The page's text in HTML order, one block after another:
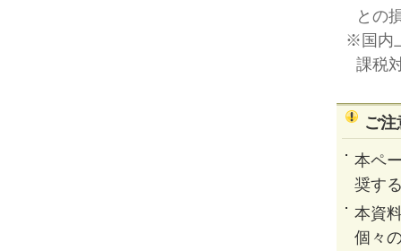
との
※国内
課税
ご
本ペ
奨す
本資
個々